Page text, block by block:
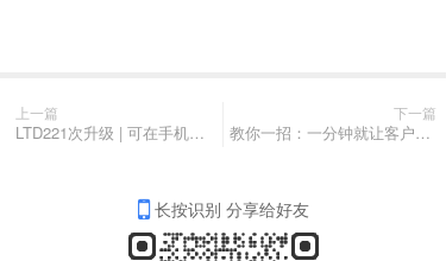
上一篇
LTD221次升级 | 可在手机端开展房产租售业务 • 编辑器模块可写HTML代码、快速实现高级特效 • 官网小程序可直接导航
下一篇
教你一招：一分钟就让客户全面了解你和企业
长按识别 分享给好友